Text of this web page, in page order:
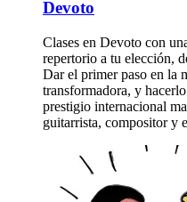
Devoto
Clases en Devoto con
repertorio a tu elección,
Dar el primer paso en la
transformadora, y
prestigio internacional
guitarrista, compositor